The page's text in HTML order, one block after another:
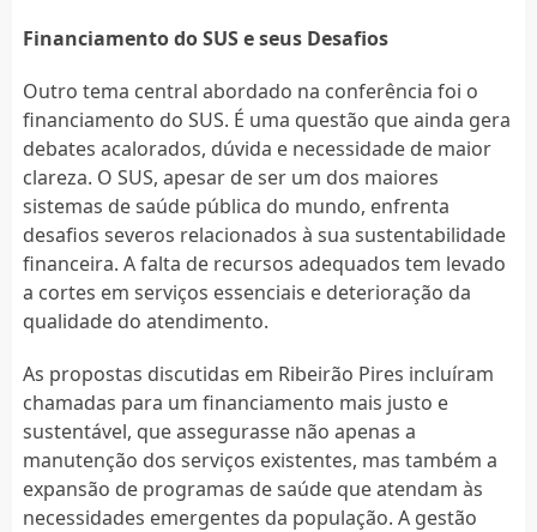
Financiamento do SUS e seus Desafios
Outro tema central abordado na conferência foi o
financiamento do SUS. É uma questão que ainda gera
debates acalorados, dúvida e necessidade de maior
clareza. O SUS, apesar de ser um dos maiores
sistemas de saúde pública do mundo, enfrenta
desafios severos relacionados à sua sustentabilidade
financeira. A falta de recursos adequados tem levado
a cortes em serviços essenciais e deterioração da
qualidade do atendimento.
As propostas discutidas em Ribeirão Pires incluíram
chamadas para um financiamento mais justo e
sustentável, que assegurasse não apenas a
manutenção dos serviços existentes, mas também a
expansão de programas de saúde que atendam às
necessidades emergentes da população. A gestão